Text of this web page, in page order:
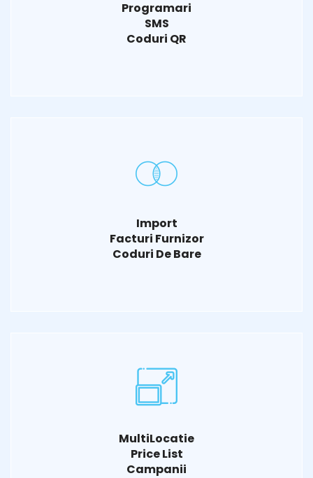
Programari
SMS
Coduri QR
Import
Facturi Furnizor
Coduri De Bare
MultiLocatie
Price List
Campanii